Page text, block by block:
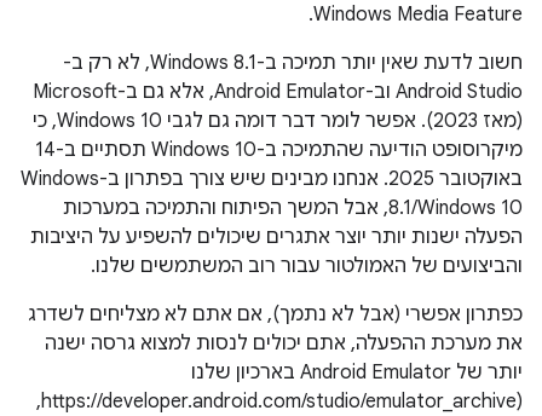
Windows Media Feature.
חשוב לדעת שאין יותר תמיכה ב-Windows 8.1, לא רק ב-
Android Studio וב-Android Emulator, אלא גם ב-Microsoft
(מאז 2023). אפשר לומר דבר דומה גם לגבי Windows 10, כי
מיקרוסופט הודיעה שהתמיכה ב-Windows 10 תסתיים ב-14
באוקטובר 2025. אנחנו מבינים שיש צורך בפתרון ב-Windows
8.1/Windows 10, אבל המשך הפיתוח והתמיכה במערכות
הפעלה ישנות יותר יוצר אתגרים שיכולים להשפיע על היציבות
והביצועים של האמולטור עבור רוב המשתמשים שלנו.
כפתרון אפשרי (אבל לא נתמך), אם אתם לא מצליחים לשדרג
את מערכת ההפעלה, אתם יכולים לנסות למצוא גרסה ישנה
יותר של Android Emulator בארכיון שלנו
(https://developer.android.com/studio/emulator_archive,